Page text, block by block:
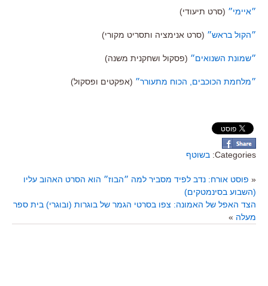
״איימי״ (סרט תיעודי)
״הקול בראש״ (סרט אנימציה ותסריט מקורי)
״שמונת השנואים״ (פסקול ושחקנית משנה)
״מלחמת הכוכבים, הכוח מתעורר״ (אפקטים ופסקול)
Categories: בשוטף
« פוסט אורח: נדב לפיד מסביר למה ״הבוז״ הוא הסרט האהוב עליו
(השבוע בסינמטקים)
הצד האפל של האמונה: צפו בסרטי הגמר של בוגרות (ובוגרי) בית ספר
מעלה »